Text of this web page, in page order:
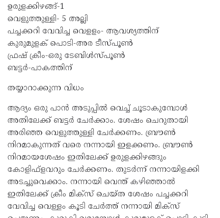
ഉരുളക്കിഴങ്ങ്-1
വെളുത്തുള്ളി- 5 അല്ലി
പച്ചക്കറി വേവിച്ച വെളളം- ആവശ്യത്തിന്
കുരുമുളക് പൊടി-അര ടീസ്പൂണ്‍
ഫ്രഷ് ക്രീം-ഒരു ടേബിള്‍സ്പൂണ്‍
ബട്ടര്‍-പാകത്തിന്
തയ്യാറാക്കുന്ന വിധം
ആദ്യം ഒരു പാന്‍ അടുപ്പിൽ വെച്ച് ചൂടാകുമ്പോൾ
അതിലേക്ക് ബട്ടര്‍ ചേര്‍ക്കാം. ശേഷം ചെറുതായി
അരിഞ്ഞ വെളുത്തുള്ളി ചേര്‍ക്കണം. ബ്രൗണ്‍
നിറമാകുന്നത് വരെ നന്നായി ഇളക്കണം. ബ്രൗണ്‍
നിറമായശേഷം ഇതിലേക്ക് ഉരുളക്കിഴങ്ങും
കോളിഫ്‌ളവറും ചേര്‍ക്കണം. തുടർന്ന് നന്നായിളക്കി
അടച്ചുവെക്കാം. നന്നായി വെന്ത് കഴിഞ്ഞാല്‍
ഇതിലേക്ക് ക്രീം മിക്‌സ് ചെയ്ത ശേഷം പച്ചക്കറി
വേവിച്ച വെള്ളം കൂടി ചേര്‍ത്ത് നന്നായി മിക്സ്